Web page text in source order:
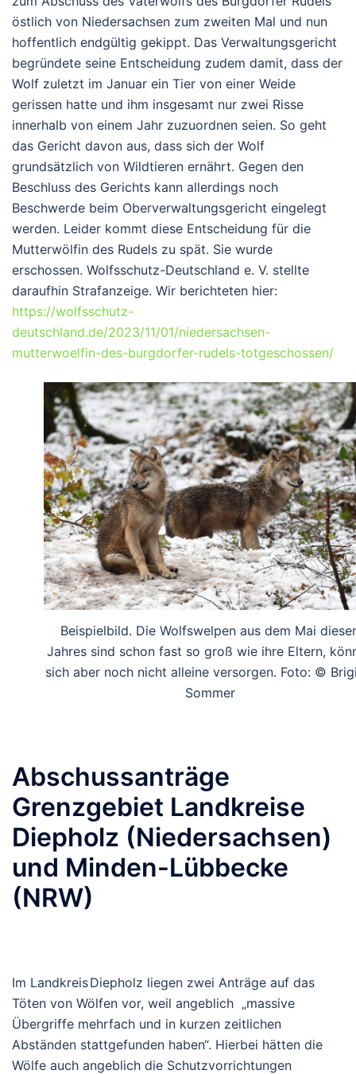
östlich von Niedersachsen zum zweiten Mal und nun
hoffentlich endgültig gekippt. Das Verwaltungsgericht
begründete seine Entscheidung zudem damit, dass der
Wolf zuletzt im Januar ein Tier von einer Weide
gerissen hatte und ihm insgesamt nur zwei Risse
innerhalb von einem Jahr zuzuordnen seien. So geht
das Gericht davon aus, dass sich der Wolf
grundsätzlich von Wildtieren ernährt. Gegen den
Beschluss des Gerichts kann allerdings noch
Beschwerde beim Oberverwaltungsgericht eingelegt
werden. Leider kommt diese Entscheidung für die
Mutterwölfin des Rudels zu spät. Sie wurde
erschossen. Wolfsschutz-Deutschland e. V. stellte
daraufhin Strafanzeige. Wir berichteten hier:
https://wolfsschutz-
deutschland.de/2023/11/01/niedersachsen-
mutterwoelfin-des-burgdorfer-rudels-totgeschossen/
Beispielbild. Die Wolfswelpen aus dem Mai
Jahres sind schon fast so groß wie ihre Eltern,
sich aber noch nicht alleine versorgen. Foto: ©
Sommer
Abschussanträge
Grenzgebiet Landkreise
Diepholz (Niedersachsen)
und Minden-Lübbecke
(NRW)
Im Landkreis Diepholz liegen zwei Anträge auf das
Töten von Wölfen vor, weil angeblich „massive
Übergriffe mehrfach und in kurzen zeitlichen
Abständen stattgefunden haben“. Hierbei hätten die
Wölfe auch angeblich die Schutzvorrichtungen